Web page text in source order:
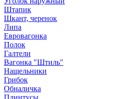
Штапик
Шкант, черенок
Липа
Евровагонка
Полок
Галтели
Вагонка "Штиль"
Нащельники
Грибок
Обналичка
Плинтусы